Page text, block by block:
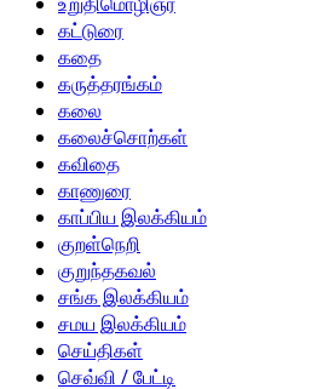
கட்டுரை
கதை
கருத்தரங்கம்
கலை
கலைச்சொற்கள்
கவிதை
காணுரை
காப்பிய இலக்கியம்
குறள்நெறி
குறுந்தகவல்
சங்க இலக்கியம்
சமய இலக்கியம்
செய்திகள்
செவ்வி / பேட்டி